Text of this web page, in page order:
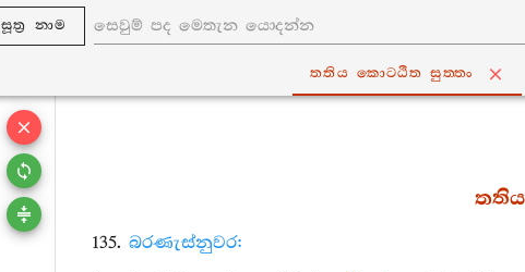
සූත්‍ර නාම
තතිය කොට‍්ඨිත සුත‍්තං
135. බරණැස්නුවර: